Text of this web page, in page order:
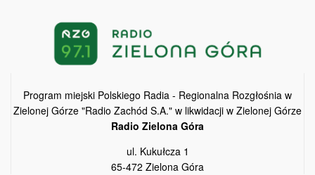
Program miejski Polskiego Radia - Regionalna Rozgłośnia w
Zielonej Górze "Radio Zachód S.A." w likwidacji w Zielonej Górze
Radio Zielona Góra
ul. Kukułcza 1
65-472 Zielona Góra